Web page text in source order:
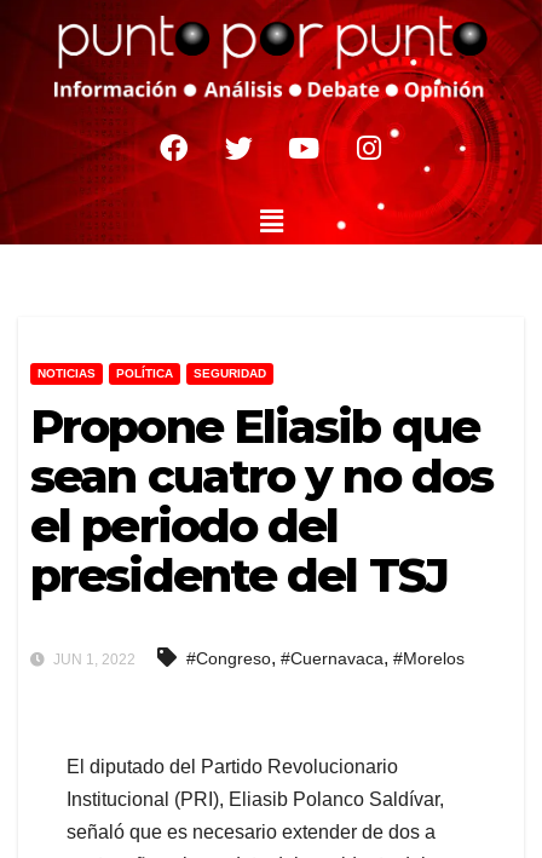
NOTICIAS POLÍTICA SEGURIDAD
Propone Eliasib que
sean cuatro y no dos
el periodo del
presidente del TSJ
JUN 1, 2022 #Congreso, #Cuernavaca, #Morelos
El diputado del Partido Revolucionario
Institucional (PRI), Eliasib Polanco Saldívar,
señaló que es necesario extender de dos a